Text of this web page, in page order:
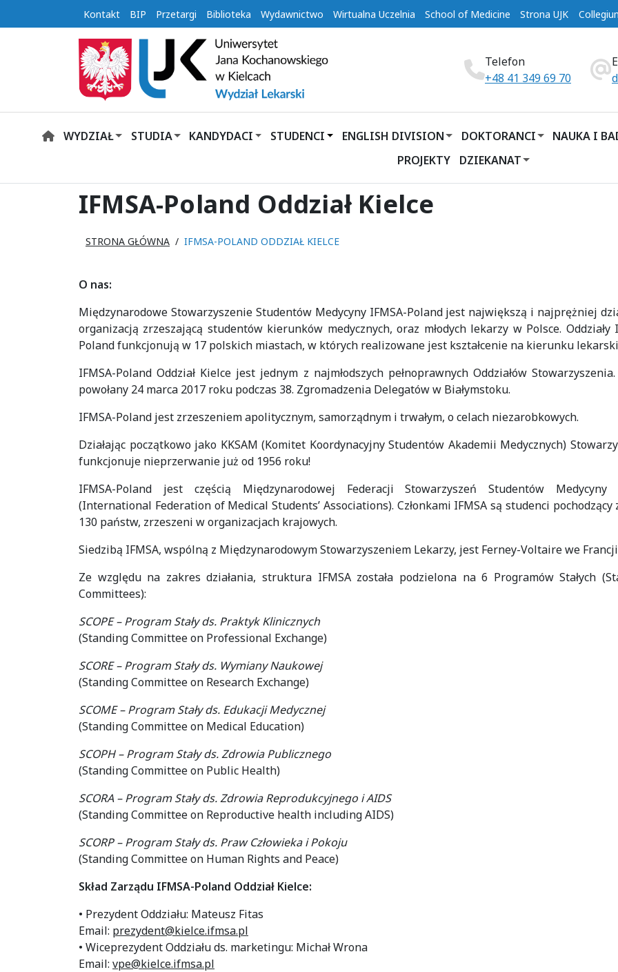
Kontakt BIP Przetargi Biblioteka Wydawnictwo Wirtualna Uczelnia School of Medicine Strona UJK
Telefon
+48 41 349 69 70
HOMEWYDZIAŁ STUDIA KANDYDACI STUDENCI ENGLISH DIVISION DOKTORANCI NAUKA I
PROJEKTY
DZIEKANAT
IFMSA-Poland Oddział Kielce
STRONA GŁÓWNA IFMSA-POLAND ODDZIAŁ KIELCE
O nas:
Międzynarodowe Stowarzyszenie Studentów Medycyny IFMSA-Poland jest największą i najprężniej
organizacją zrzeszającą studentów kierunków medycznych, oraz młodych lekarzy w Polsce. Oddziały
Poland funkcjonują w 17 polskich miastach, w których realizowane jest kształcenie na kierunku
IFMSA-Poland Oddział Kielce jest jednym z najmłodszych pełnoprawnych Oddziałów Stowarzyszenia.
powołany 24 marca 2017 roku podczas 38. Zgromadzenia Delegatów w Białymstoku.
IFMSA-Poland jest zrzeszeniem apolitycznym, samorządnym i trwałym, o celach niezarobkowych.
Działając początkowo jako KKSAM (Komitet Koordynacyjny Studentów Akademii Medycznych)
funkcjonuje nieprzerwanie już od 1956 roku!
IFMSA-Poland jest częścią Międzynarodowej Federacji Stowarzyszeń Studentów Medycyny
(International Federation of Medical Students’ Associations). Członkami IFMSA są studenci pochodzący
130 państw, zrzeszeni w organizacjach krajowych.
Siedzibą IFMSA, wspólną z Międzynarodowym Stowarzyszeniem Lekarzy, jest Ferney-Voltaire we
Ze względu na zakres działania, struktura IFMSA została podzielona na 6 Programów Stałych
Committees):
SCOPE – Program Stały ds. Praktyk Klinicznych
(Standing Committee on Professional Exchange)
SCORE – Program Stały ds. Wymiany Naukowej
(Standing Committee on Research Exchange)
SCOME – Program Stały ds. Edukacji Medycznej
(Standing Committee on Medical Education)
SCOPH – Program Stały ds. Zdrowia Publicznego
(Standing Committee on Public Health)
SCORA – Program Stały ds. Zdrowia Reprodukcyjnego i AIDS
(Standing Committee on Reproductive health including AIDS)
SCORP – Program Stały ds. Praw Człowieka i Pokoju
(Standing Committee on Human Rights and Peace)
Skład Zarządu IFMSA-Poland Oddział Kielce:
• Prezydent Oddziału: Mateusz Fitas
Email: prezydent@kielce.ifmsa.pl
• Wiceprezydent Oddziału ds. marketingu: Michał Wrona
Email: vpe@kielce.ifmsa.pl